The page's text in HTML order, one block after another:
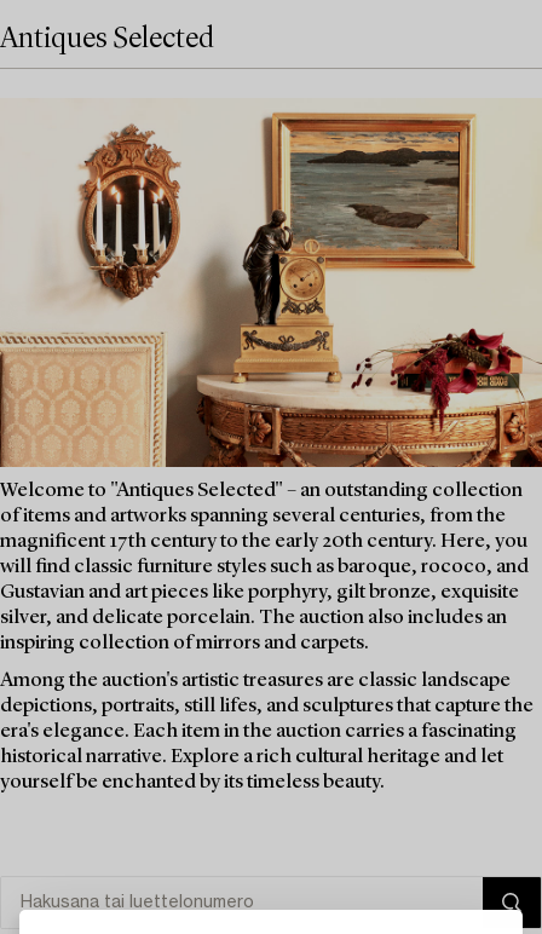
Antiques Selected
Welcome to "Antiques Selected" – an outstanding collection
of items and artworks spanning several centuries, from the
magnificent 17th century to the early 20th century. Here, you
will find classic furniture styles such as baroque, rococo, and
Gustavian and art pieces like porphyry, gilt bronze, exquisite
silver, and delicate porcelain. The auction also includes an
inspiring collection of mirrors and carpets.
Among the auction's artistic treasures are classic landscape
depictions, portraits, still lifes, and sculptures that capture the
era's elegance. Each item in the auction carries a fascinating
historical narrative. Explore a rich cultural heritage and let
yourself be enchanted by its timeless beauty.